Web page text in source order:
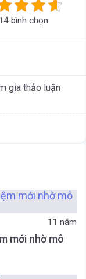
bình chọn
gia thảo luận
11 năm
mới nhờ mô